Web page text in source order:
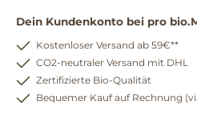
Dein Kundenkonto bei pro
Kostenloser Versand ab 59€**
CO2-neutraler Versand mit DHL
Zertifizierte Bio-Qualität
Bequemer Kauf auf Rechnung